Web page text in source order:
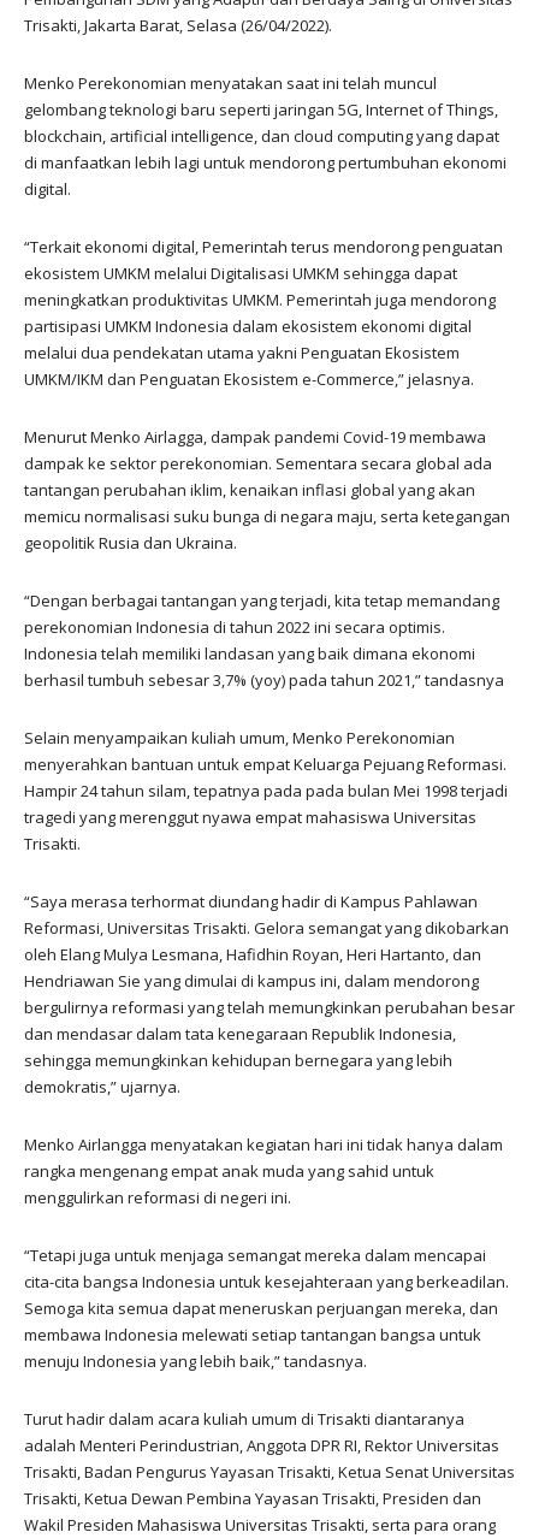
Trisakti, Jakarta Barat, Selasa (26/04/2022).
Menko Perekonomian menyatakan saat ini telah muncul
gelombang teknologi baru seperti jaringan 5G, Internet of Things,
blockchain, artificial intelligence, dan cloud computing yang dapat
di manfaatkan lebih lagi untuk mendorong pertumbuhan ekonomi
digital.
“Terkait ekonomi digital, Pemerintah terus mendorong penguatan
ekosistem UMKM melalui Digitalisasi UMKM sehingga dapat
meningkatkan produktivitas UMKM. Pemerintah juga mendorong
partisipasi UMKM Indonesia dalam ekosistem ekonomi digital
melalui dua pendekatan utama yakni Penguatan Ekosistem
UMKM/IKM dan Penguatan Ekosistem e-Commerce,” jelasnya.
Menurut Menko Airlagga, dampak pandemi Covid-19 membawa
dampak ke sektor perekonomian. Sementara secara global ada
tantangan perubahan iklim, kenaikan inflasi global yang akan
memicu normalisasi suku bunga di negara maju, serta ketegangan
geopolitik Rusia dan Ukraina.
“Dengan berbagai tantangan yang terjadi, kita tetap memandang
perekonomian Indonesia di tahun 2022 ini secara optimis.
Indonesia telah memiliki landasan yang baik dimana ekonomi
berhasil tumbuh sebesar 3,7% (yoy) pada tahun 2021,” tandasnya
Selain menyampaikan kuliah umum, Menko Perekonomian
menyerahkan bantuan untuk empat Keluarga Pejuang Reformasi.
Hampir 24 tahun silam, tepatnya pada pada bulan Mei 1998 terjadi
tragedi yang merenggut nyawa empat mahasiswa Universitas
Trisakti.
“Saya merasa terhormat diundang hadir di Kampus Pahlawan
Reformasi, Universitas Trisakti. Gelora semangat yang dikobarkan
oleh Elang Mulya Lesmana, Hafidhin Royan, Heri Hartanto, dan
Hendriawan Sie yang dimulai di kampus ini, dalam mendorong
bergulirnya reformasi yang telah memungkinkan perubahan besar
dan mendasar dalam tata kenegaraan Republik Indonesia,
sehingga memungkinkan kehidupan bernegara yang lebih
demokratis,” ujarnya.
Menko Airlangga menyatakan kegiatan hari ini tidak hanya dalam
rangka mengenang empat anak muda yang sahid untuk
menggulirkan reformasi di negeri ini.
“Tetapi juga untuk menjaga semangat mereka dalam mencapai
cita-cita bangsa Indonesia untuk kesejahteraan yang berkeadilan.
Semoga kita semua dapat meneruskan perjuangan mereka, dan
membawa Indonesia melewati setiap tantangan bangsa untuk
menuju Indonesia yang lebih baik,” tandasnya.
Turut hadir dalam acara kuliah umum di Trisakti diantaranya
adalah Menteri Perindustrian, Anggota DPR RI, Rektor Universitas
Trisakti, Badan Pengurus Yayasan Trisakti, Ketua Senat Universitas
Trisakti, Ketua Dewan Pembina Yayasan Trisakti, Presiden dan
Wakil Presiden Mahasiswa Universitas Trisakti, serta para orang